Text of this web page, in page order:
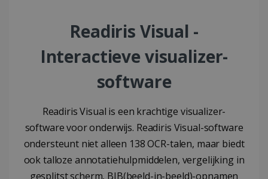
Readiris Visual -
Interactieve visualizer-
software
Readiris Visual is een krachtige visualizer-
software voor onderwijs. Readiris Visual-software
ondersteunt niet alleen 138 OCR-talen, maar biedt
ook talloze annotatiehulpmiddelen, vergelijking in
gesplitst scherm, BIB(beeld-in-beeld)-opnamen